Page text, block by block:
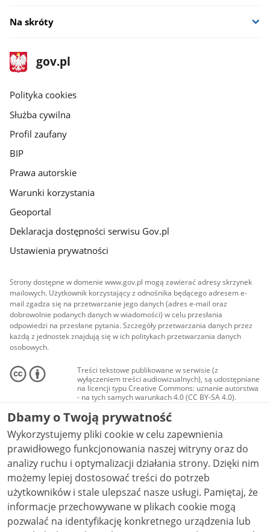
Na skróty
stopka
gov.pl
Strona
gov.pl
gov.pl
Polityka cookies
Służba cywilna
Profil zaufany
BIP
Prawa autorskie
Warunki korzystania
Geoportal
Deklaracja dostępności serwisu Gov.pl
Ustawienia prywatności
Strony dostępne w domenie www.gov.pl mogą zawierać adresy skrzynek
mailowych. Użytkownik korzystający z odnośnika będącego adresem e-
mail zgadza się na przetwarzanie jego danych (adres e-mail oraz
dobrowolnie podanych danych w wiadomości) w celu przesłania
odpowiedzi na przesłane pytania. Szczegóły przetwarzania danych przez
każdą z jednostek znajdują się w ich politykach przetwarzania danych
osobowych.
Treści tekstowe publikowane w serwisie (z
wyłączeniem treści audiowizualnych), są udostępniane
na licencji typu Creative Commons: uznanie autorstwa
- na tych samych warunkach 4.0 (CC BY-SA 4.0).
Materiały audiowizualne, w tym zdjęcia, materiały
audio i wideo, są udostępniane na licencji typu
Creative Commons: uznanie autorstwa użycie
niekomercyjne - bez utworów zależnych 4.0 (CC BY-
NC-ND 4.0), o ile nie jest to stwierdzone inaczej.
Dbamy o Twoją prywatność
Wykorzystujemy pliki cookie w celu zapewnienia
prawidłowego funkcjonowania naszej witryny oraz do
analizy ruchu i optymalizacji działania strony. Dzięki nim
możemy lepiej dostosować treści do potrzeb
użytkowników i stale ulepszać nasze usługi. Pamiętaj, że
informacje przechowywane w plikach cookie mogą
pozwalać na identyfikację konkretnego urządzenia lub